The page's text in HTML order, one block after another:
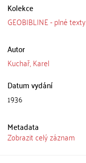
Kolekce
GEOBIBLINE - plné texty
Autor
Kuchař, Karel
Datum vydání
1936
Metadata
Zobrazit celý záznam